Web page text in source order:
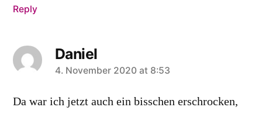
Reply
Daniel
says:
4. November 2020 at 8:53
Da war ich jetzt auch ein bisschen erschrocken,